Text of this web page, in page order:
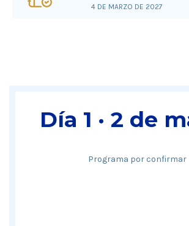
4 DE MARZO DE 2027
Día 1 · 2 de
Programa por confirmar